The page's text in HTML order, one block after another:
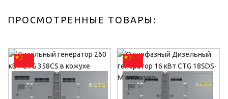
ПРОСМОТРЕННЫЕ ТОВАРЫ: